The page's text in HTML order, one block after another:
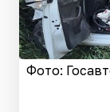
Фото: